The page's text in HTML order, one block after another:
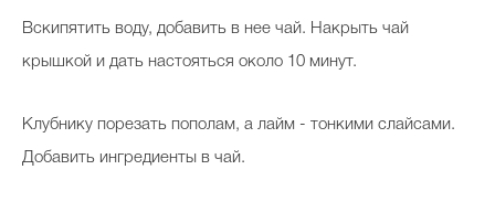
Вскипятить воду, добавить в нее чай. Накрыть чай
крышкой и дать настояться около 10 минут.
Клубнику порезать пополам, а лайм - тонкими слайсами.
Добавить ингредиенты в чай.